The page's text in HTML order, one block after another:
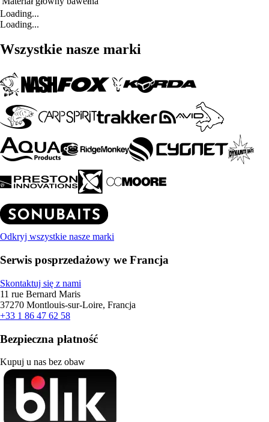
Loading...
Loading...
Wszystkie nasze marki
Odkryj wszystkie nasze marki
Serwis posprzedażowy we Francja
Skontaktuj się z nami
11 rue Bernard Maris
37270 Montlouis-sur-Loire, Francja
+33 1 86 47 62 58
Bezpieczna płatność
Kupuj u nas bez obaw